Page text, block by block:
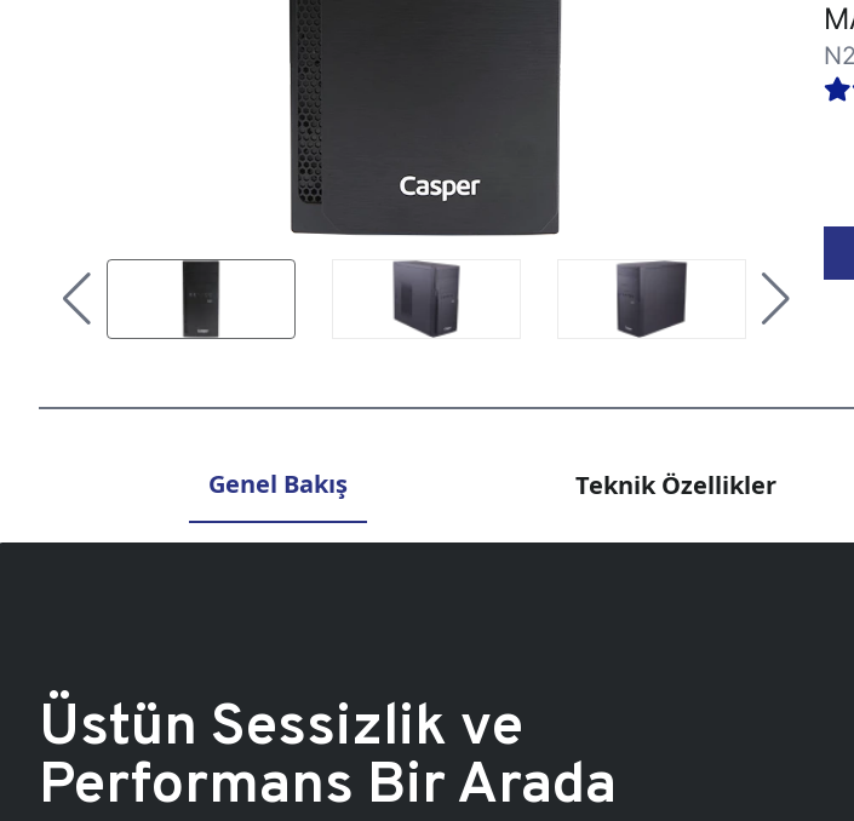
Genel Bakış Teknik Özellikler
Üstün Sessizlik ve
Performans Bir Arada